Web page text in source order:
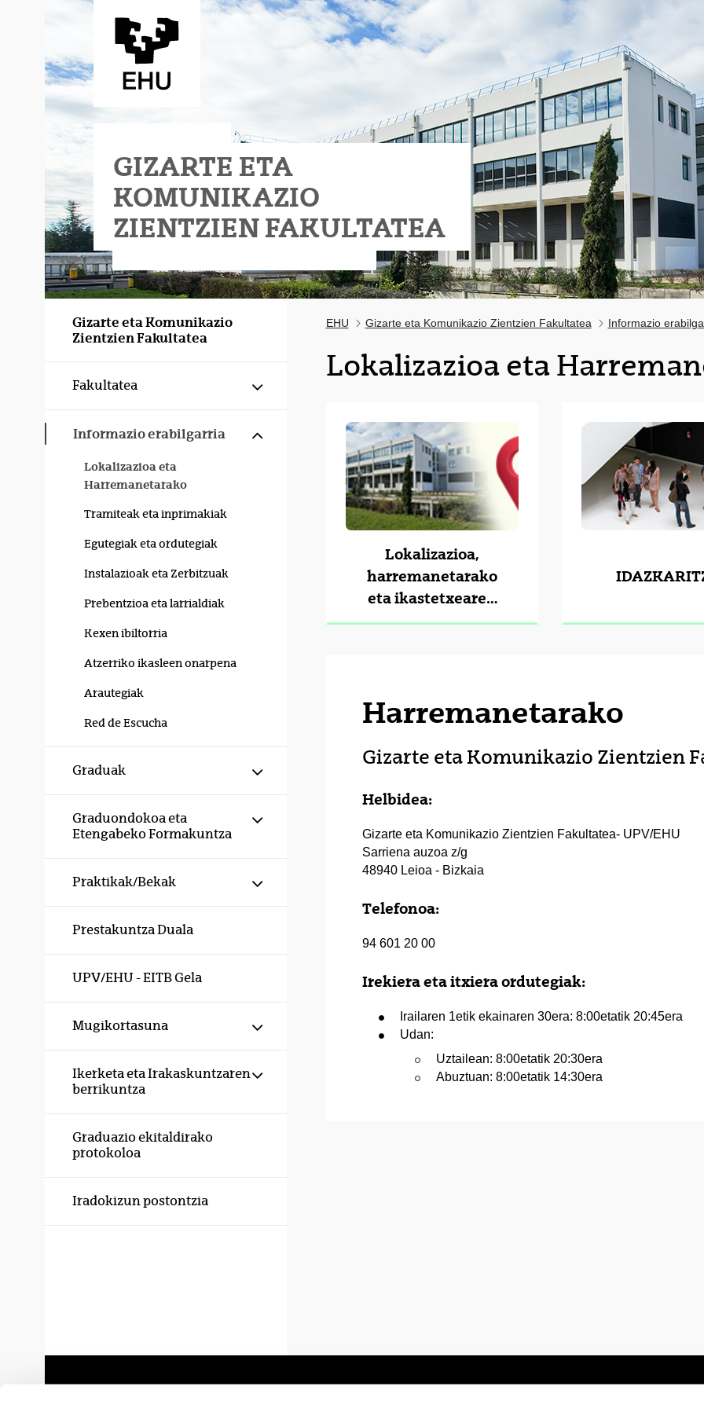
GIZARTE ETA
KOMUNIKAZIO
ZIENTZIEN FAKULTATEA
Gizarte eta Komunikazio
Zientzien Fakultatea
Fakultatea Erakutsi/izkutatu azpiorriak
Informazio erabilgarria Erakutsi/izkutatu azpiorriak
Lokalizazioa eta
Harremanetarako
Tramiteak eta inprimakiak
Egutegiak eta ordutegiak
Instalazioak eta Zerbitzuak
Prebentzioa eta larrialdiak
Kexen ibiltorria
Atzerriko ikasleen onarpena
Arautegiak
Red de Escucha
Graduak Erakutsi/izkutatu azpiorriak
Graduondokoa eta
Etengabeko Formakuntza
Erakutsi/izkutatu azpiorriak
Praktikak/Bekak Erakutsi/izkutatu azpiorriak
Prestakuntza Duala
UPV/EHU - EITB Gela
Mugikortasuna Erakutsi/izkutatu azpiorriak
Ikerketa eta Irakaskuntzaren
berrikuntza
Erakutsi/izkutatu azpiorriak
Graduazio ekitaldirako
protokoloa
Iradokizun postontzia
EHU Gizarte eta Komunikazio Zientzien Fakultatea Informazio
Lokalizazioa eta
Lokalizazioa,
harremanetarako
eta ikastetxearen
planoak
Harremanetarako
Gizarte eta Komunikazio Zientzien
Helbidea:
Gizarte eta Komunikazio Zientzien Fakultatea- UPV/EHU
Sarriena auzoa z/g
48940 Leioa - Bizkaia
Telefonoa:
94 601 20 00
Irekiera eta itxiera ordutegiak:
Irailaren 1etik ekainaren 30era: 8:00etatik 20:45era
Udan:
Uztailean: 8:00etatik 20:30era
Abuztuan: 8:00etatik 14:30era